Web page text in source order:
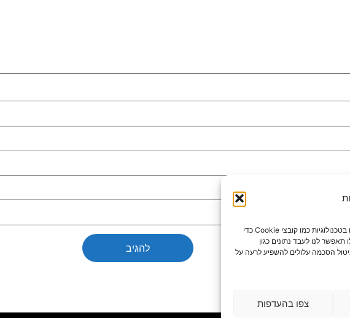
כדי לספק את חוויות המשתמש הטובות ביותר, אנו משתמשים בטכנולוגיות כמו קובצי Cookie כדי
לנו לעבד נתונים כגון
הסכמה עלולים להשפיע לרעה על
צפו בהעדפות